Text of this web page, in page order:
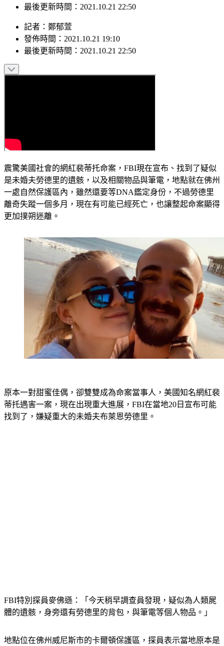
最後更新時間：2021.10.21 22:50
記者 ： 鄭郁萱
發佈時間： 2021.10.21 19:10
最後更新時間： 2021.10.21 22:50
震驚美國社會的網紅裴蒂托命案，FBI現在宣布、找到了疑似
是未婚夫勞德里的遺骸，以及相關物品與筆電，地點就在佛州
一處自然保護區內，雖然還要等DNA鑑定身份，不過勞德里
離奇失蹤一個多月，現在有可能已經死亡，也讓整起命案顯得
更加撲朔迷離。
原本一對甜蜜佳偶，卻雙雙成為命案當事人，美國知名網紅裴
蒂托遇害一案，現在出現重大進展，FBI在當地20日宣布可能
找到了，嫌疑重大的未婚夫布萊恩勞德里。
FBI特別探員麥佛遜：「今天稍早調查員發現，疑似為人類屍
體的遺骸，身旁還有勞德里的背包，與筆電等個人物品。」
地點位在佛州威尼斯市的卡爾頓保護區，探員表示當地原本是